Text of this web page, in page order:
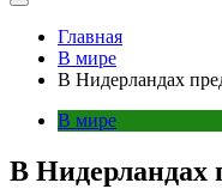
Главная
В мире
В Нидерландах
В мире
В Нидерландах